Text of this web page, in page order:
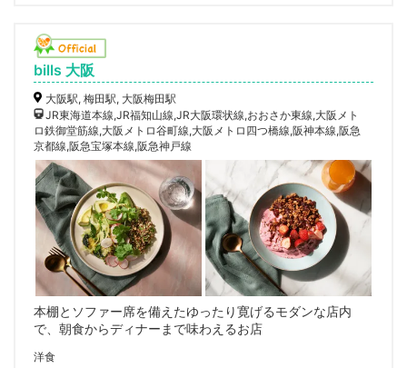
bills 大阪
大阪駅, 梅田駅, 大阪梅田駅
JR東海道本線,JR福知山線,JR大阪環状線,おおさか東線,大阪メト
ロ鉄御堂筋線,大阪メトロ谷町線,大阪メトロ四つ橋線,阪神本線,阪急
京都線,阪急宝塚本線,阪急神戸線
本棚とソファー席を備えたゆったり寛げるモダンな店内
で、朝食からディナーまで味わえるお店
洋食